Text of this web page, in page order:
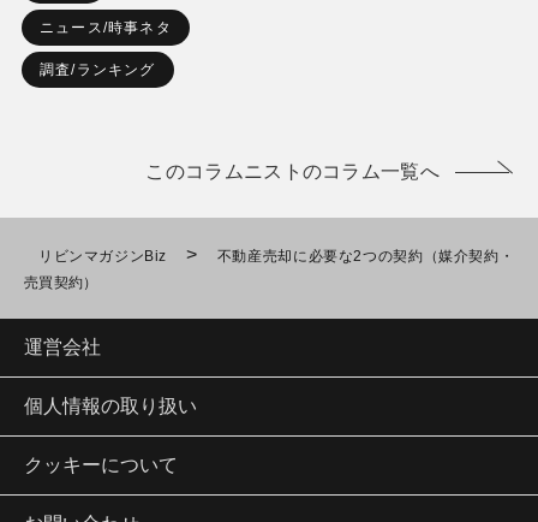
ニュース/時事ネタ
調査/ランキング
このコラムニストのコラム一覧へ
リビンマガジンBiz >
不動産売却に必要な2つの契約（媒介契約・
売買契約）
運営会社
個人情報の取り扱い
クッキーについて